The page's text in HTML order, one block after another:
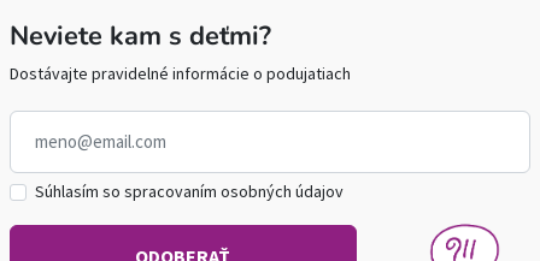
Neviete kam s deťmi?
Dostávajte pravidelné informácie o podujatiach
Súhlasím so spracovaním osobných údajov